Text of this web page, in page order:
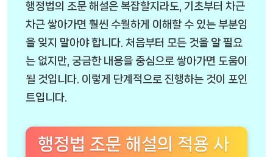
행정법의 조문 해설은 복잡할지라도, 기초부터 차근
차근 쌓아가면 훨씬 수월하게 이해할 수 있는 부분임
을 잊지 말아야 합니다. 처음부터 모든 것을 알 필요
는 없지만, 궁금한 내용을 중심으로 쌓아가면 도움이
될 것입니다. 이렇게 단계적으로 진행하는 것이 포인
트입니다.
행정법 조문 해설의 적용 사